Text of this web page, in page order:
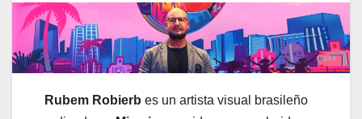
Rubem Robierb es un artista visual brasileño